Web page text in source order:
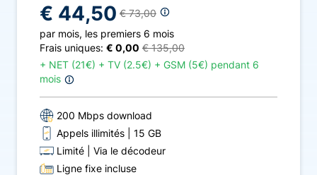
€ 44,50 € 73,00
par mois, les premiers 6 mois
Frais uniques: € 0,00 € 135,00
+ NET (21€) + TV (2.5€) + GSM (5€) pendant 6
mois
200 Mbps download
Appels illimités
15 GB
Limité
Via le décodeur
Ligne fixe incluse